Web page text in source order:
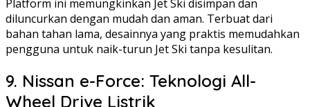
Platform ini memungkinkan Jet Ski disimpan dan
diluncurkan dengan mudah dan aman. Terbuat dari
bahan tahan lama, desainnya yang praktis memudahkan
pengguna untuk naik-turun Jet Ski tanpa kesulitan.
9. Nissan e-Force: Teknologi All-
Wheel Drive Listrik